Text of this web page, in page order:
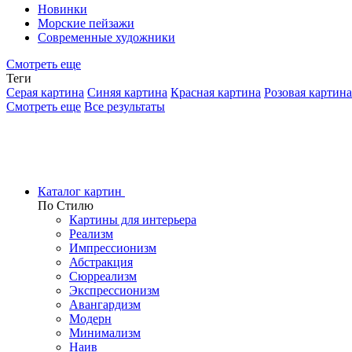
Новинки
Морские пейзажи
Современные художники
Смотреть еще
Теги
Серая картина Синяя картина Красная картина Розовая картина
Смотреть еще Все результаты
Каталог картин
По Стилю
Картины для интерьера
Реализм
Импрессионизм
Абстракция
Сюрреализм
Экспрессионизм
Авангардизм
Модерн
Минимализм
Наив